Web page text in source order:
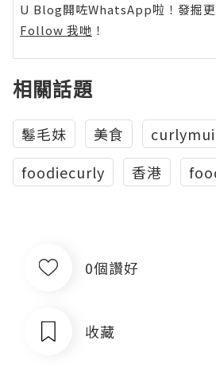
U Blog開咗WhatsApp啦！發掘更
Follow 我哋 ！
相關話題
鬈毛妹 美食
curlymui
foodiecurly
香港
0個讚好
收藏